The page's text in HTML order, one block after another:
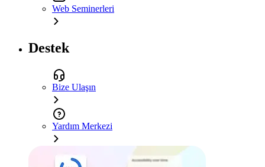
Web Seminerleri
Destek
Bize Ulaşın
Yardım Merkezi